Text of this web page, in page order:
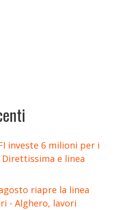
investe 6 milioni per i
e linea
riapre la linea
- Alghero, lavori